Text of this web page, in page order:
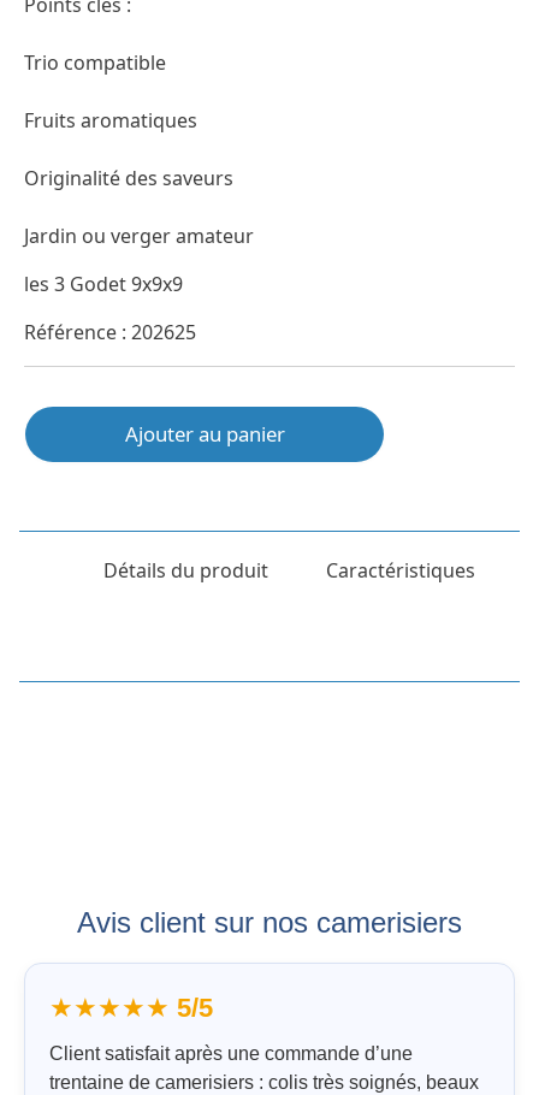
Trio compatible
Fruits aromatiques
Originalité des saveurs
Jardin ou verger amateur
les 3 Godet 9x9x9
Référence : 202625
Ajouter au panier
Détails du produit Caractéristiques
Avis client sur nos camerisiers
★★★★★ 5/5
Client satisfait après une commande d’une
trentaine de camerisiers : colis très soignés, beaux